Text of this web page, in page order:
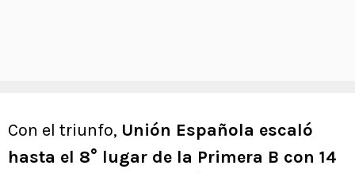
Con el triunfo, Unión Española escaló
hasta el 8° lugar de la Primera B con 14